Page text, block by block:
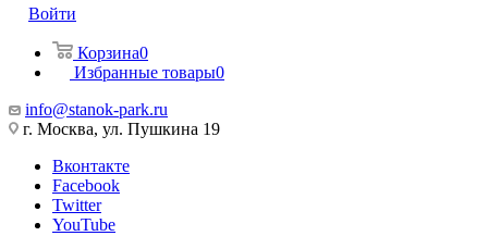
Войти
Корзина0
Избранные товары0
info@stanok-park.ru
г. Москва, ул. Пушкина 19
Вконтакте
Facebook
Twitter
YouTube